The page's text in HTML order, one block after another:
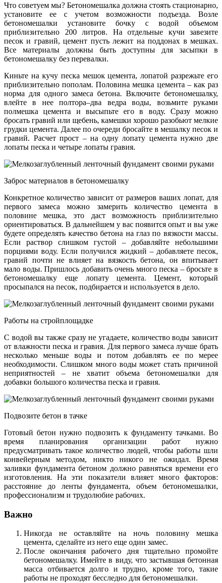
Что советуем мы? Бетономешалка должна стоять стационарно,
установите ее с учетом возможности подъезда. Возле
бетономешалки установите бочку с водой объемом
приблизительно 200 литров. На отдельные кучи завезите
песок и гравий, цемент пусть лежит на поддонах в мешках.
Все материалы должны быть доступны для засыпки в
бетономешалку без перевалки.
Киньте на кучу песка мешок цемента, лопатой разрежьте его
приблизительно пополам. Половина мешка цемента – как раз
норма для одного замеса бетона. Включите бетономешалку,
влейте в нее полтора–два ведра воды, возьмите руками
полмешка цемента и высыпьте его в воду. Сразу можно
бросать гравий или щебень, камешки хорошо разобьют мелкие
грудки цемента. Далее по очереди бросайте в мешалку песок и
гравий. Расчет прост – на одну лопату цемента нужно две
лопаты песка и четыре лопаты гравия.
Заброс материалов в бетономешалку
Конкретное количество зависит от размеров ваших лопат, для
первого замеса можно замерить количество цемента в
половине мешка, это даст возможность приблизительно
ориентироваться. В дальнейшем у вас появится опыт и вы уже
будете определять качество бетона на глаз по вязкости массы.
Если раствор слишком густой – добавляйте небольшими
порциями воду. Если получился жидкий – добавляете песок,
гравий почти не влияет на вязкость бетона, он впитывает
мало воды. Пришлось добавить очень много песка – бросьте в
бетономешалку еще лопату цемента. Цемент, который
просыпался на песок, подбирается и используется в дело.
Работы на стройплощадке
С водой вы также сразу не угадаете, количество воды зависит
от влажности песка и гравия. Для первого замеса лучше брать
несколько меньше воды и потом добавлять ее по мерее
необходимости. Слишком много воды может стать причиной
неприятностей – не хватит объема бетономешалки для
добавки большого количества песка и гравия.
Подвозите бетон в тачке
Готовый бетон нужно подвозить к фундаменту тачками. Во
время планирования организации работ нужно
предусматривать такое количество людей, чтобы работы шли
конвейерным методом, никто никого не ожидал. Время
заливки фундамента бетоном должно равняться времени его
изготовления. На эти показатели влияет много факторов:
расстояние до ленты фундамента, объем бетономешалки,
профессионализм и трудолюбие рабочих.
Важно
Никогда не оставляйте на ночь половину мешка
цемента, сделайте из него еще один замес.
После окончания рабочего дня тщательно промойте
бетономешалку. Имейте в виду, что застывшая бетонная
масса отбивается долго и трудно, кроме того, такие
работы не проходят бесследно для бетономешалки.